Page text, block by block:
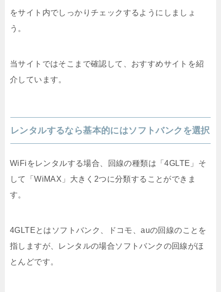
をサイト内でしっかりチェックするようにしましょ
う。
当サイトではそこまで確認して、おすすめサイトを紹
介しています。
レンタルするなら基本的にはソフトバンクを選択
WiFiをレンタルする場合、回線の種類は「4GLTE」そ
して「WiMAX」大きく2つに分類することができま
す。
4GLTEとはソフトバンク、ドコモ、auの回線のことを
指しますが、レンタルの場合ソフトバンクの回線がほ
とんどです。